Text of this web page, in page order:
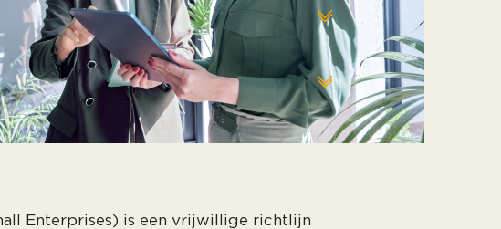
Enterprises) is een vrijwillige richtlijn